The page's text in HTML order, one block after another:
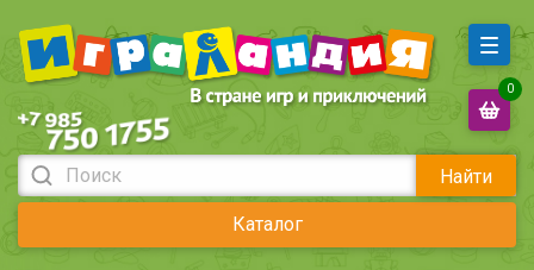
Найти
Каталог
0